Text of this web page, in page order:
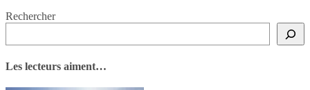
Rechercher
Les lecteurs aiment…